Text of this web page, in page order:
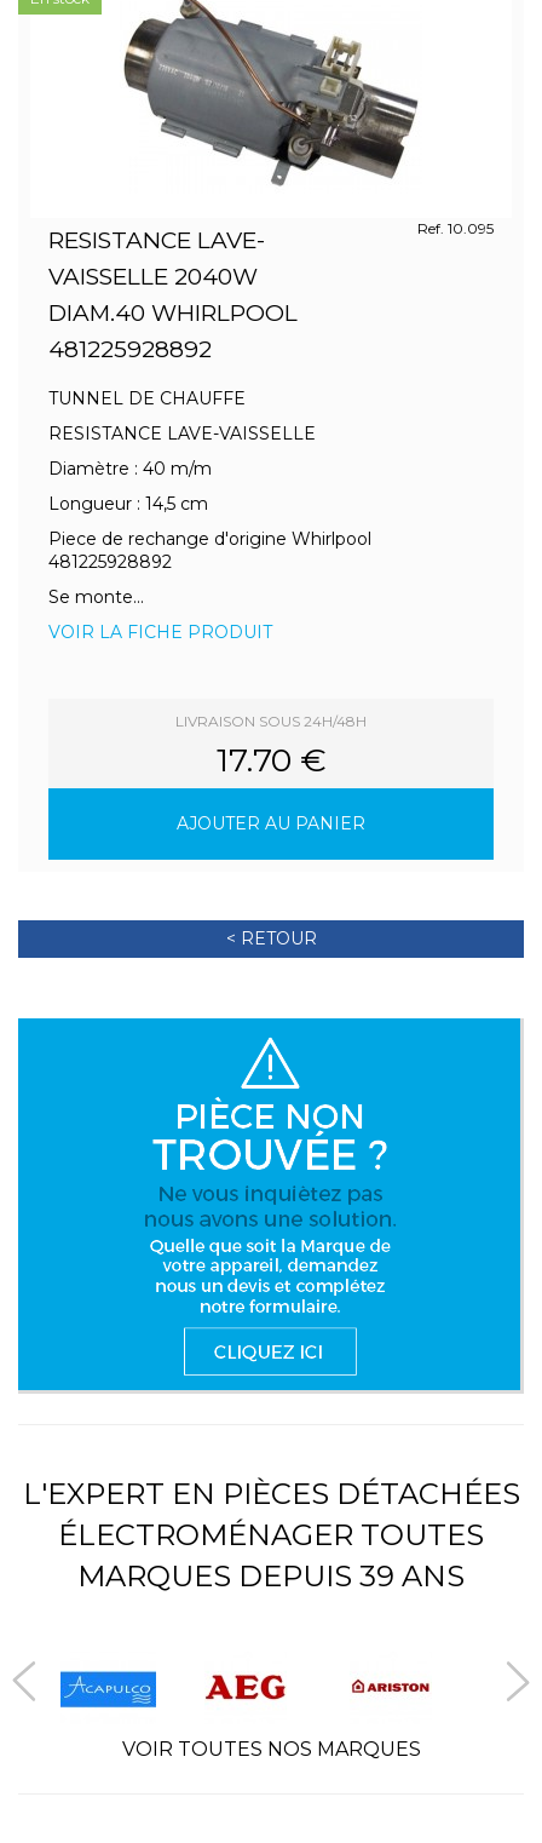
RESISTANCE LAVE-
VAISSELLE 2040W
DIAM.40 WHIRLPOOL
481225928892
Ref. 10.095
TUNNEL DE CHAUFFE
RESISTANCE LAVE-VAISSELLE
Diamètre : 40 m/m
Longueur : 14,5 cm
Piece de rechange d'origine Whirlpool
481225928892
Se monte...
VOIR LA FICHE PRODUIT
LIVRAISON SOUS 24H/48H
17.70 €
AJOUTER AU PANIER
< RETOUR
L'EXPERT EN PIÈCES DÉTACHÉES
ÉLECTROMÉNAGER TOUTES
MARQUES DEPUIS 39 ANS
VOIR TOUTES NOS MARQUES